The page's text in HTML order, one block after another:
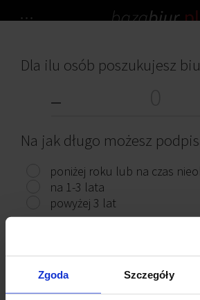
Zgoda Szczegóły
NIE
Przeczytaj ciekawe
Dla ilu osób poszukujesz
Na jak długo możesz
poniżej roku lub na czas
na 1-3 lata
powyżej 3 lat